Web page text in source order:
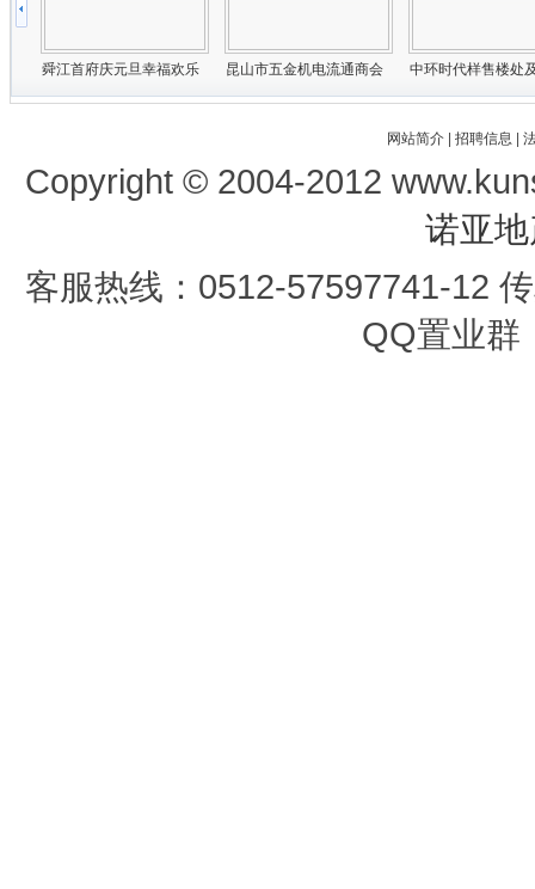
网站简介| 招聘信息
Copyright © 2004-2012
诺亚
客服热线：0512-57597741-12
QQ置业